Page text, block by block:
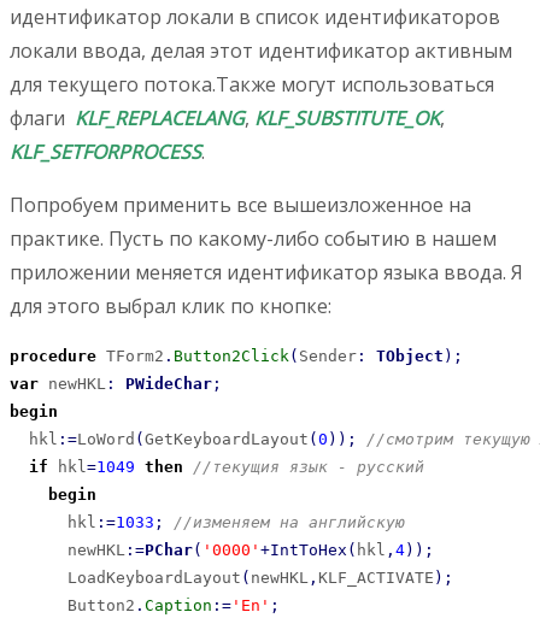
идентификатор локали в список идентификаторов
локали ввода, делая этот идентификатор активным
для текущего потока.Также могут использоваться
флаги KLF_REPLACELANG, KLF_SUBSTITUTE_OK,
KLF_SETFORPROCESS.
Попробуем применить все вышеизложенное на
практике. Пусть по какому-либо событию в нашем
приложении меняется идентификатор языка ввода. Я
для этого выбрал клик по кнопке:
procedure TForm2 . Button2Click ( Sender : TObject ) ;
var newHKL : PWideChar ;
begin
  hkl
: =LoWord (GetKeyboardLayout (0 ) ) ;
//смотрим текущую
if hkl =1049 then
//текущия язык - русский
begin
      hkl
: =1033 ;
//изменяем на английскую
      newHKL
: =PChar( '0000' +IntToHex ( hkl , 4) ) ;
      LoadKeyboardLayout
( newHKL , KLF_ACTIVATE ) ;
      Button2
. Caption : = 'En' ;